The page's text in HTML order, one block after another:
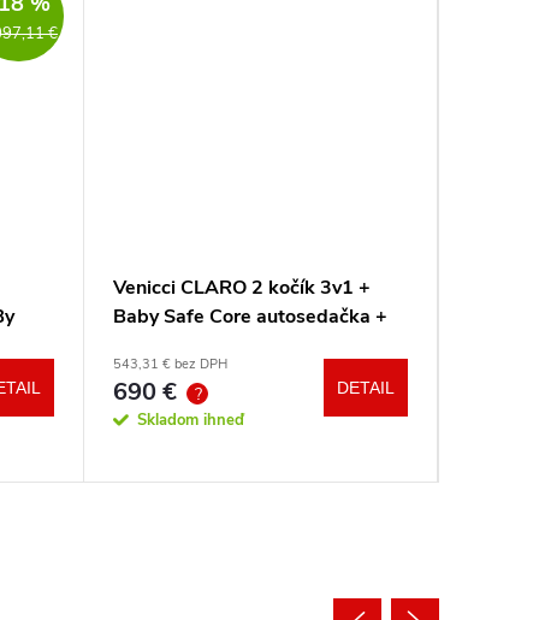
€
Venicci CLARO 2 kočík 3v1 +
Baby Safe Core autosedačka +
543,31 € bez DPH
690 € ?
Skladom ihneď
DETAIL